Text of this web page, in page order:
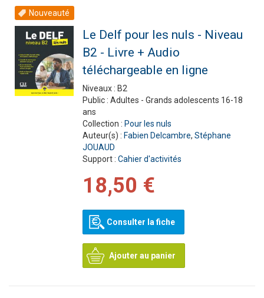
Nouveauté
Le Delf pour les nuls - Niveau
B2 - Livre + Audio
téléchargeable en ligne
Niveaux : B2
Public : Adultes - Grands adolescents 16-18
ans
Collection : Pour les nuls
Auteur(s) : Fabien Delcambre, Stéphane
JOUAUD
Support : Cahier d'activités
18,50 €
Consulter la fiche
Ajouter au panier